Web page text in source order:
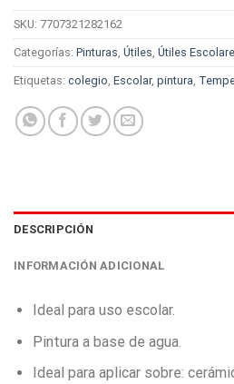
SKU: 7707321282162
Categorías: Pinturas, Útiles, Útiles
Etiquetas: colegio, Escolar, pintura,
DESCRIPCIÓN
INFORMACIÓN ADICIONAL
Ideal para uso escolar.
Pintura a base de agua.
Ideal para aplicar sobre: